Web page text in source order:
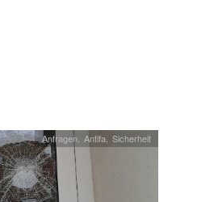
Anfragen,Antifa,Sicherheit